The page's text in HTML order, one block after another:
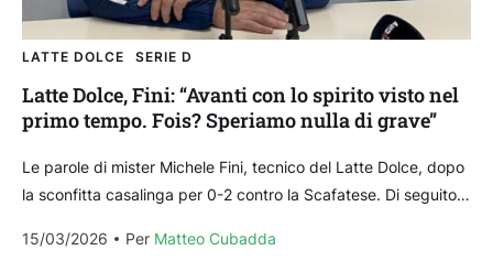
LATTE DOLCE SERIE D
Latte Dolce, Fini: “Avanti con lo spirito visto nel
primo tempo. Fois? Speriamo nulla di grave”
Le parole di mister Michele Fini, tecnico del Latte Dolce, dopo
la sconfitta casalinga per 0-2 contro la Scafatese. Di seguito
15/03/2026
Per Matteo Cubadda